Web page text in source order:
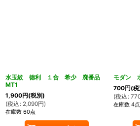
水玉紋 徳利 １合 希少 廃番品
MT1
1,900円(税別)
(税込 : 2,090円)
在庫数 60点
モダン
700円(
(税込 :
在庫数 4点